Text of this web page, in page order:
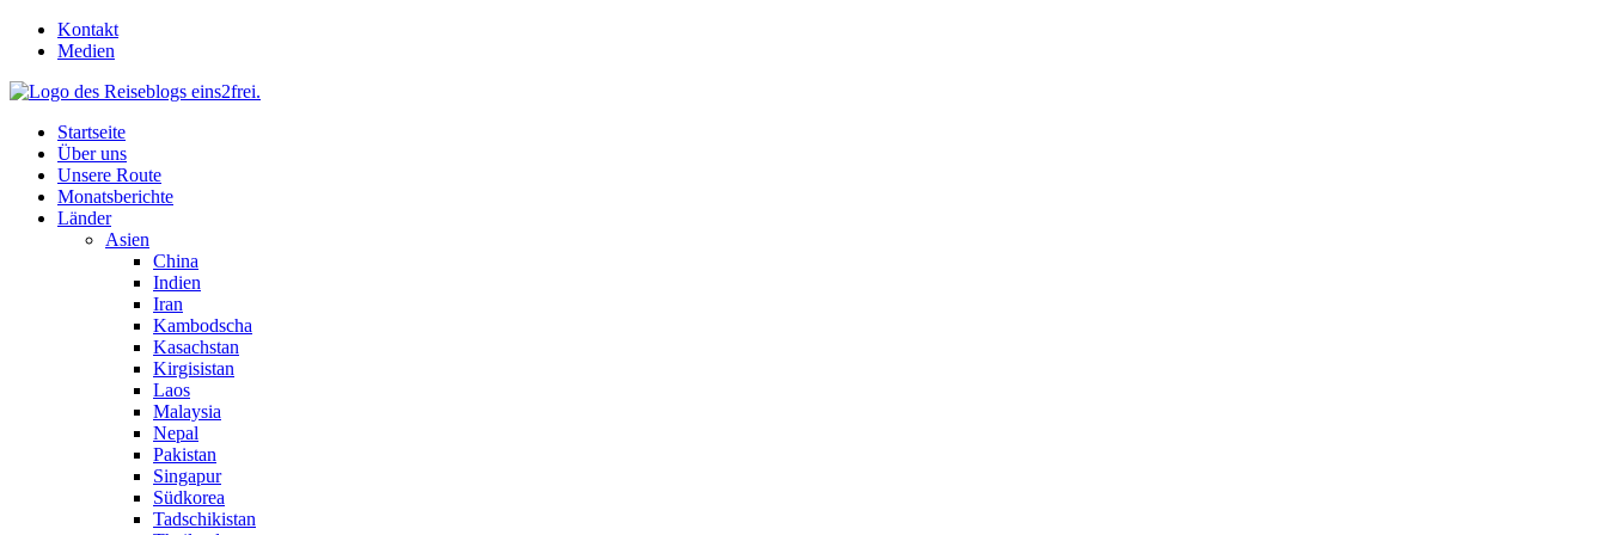
Skip
Kontakt
Medien
Startseite
Über uns
Unsere Route
Monatsberichte
Länder
Asien
China
Indien
Iran
Kambodscha
Kasachstan
Kirgisistan
Laos
Malaysia
Nepal
Pakistan
Singapur
Südkorea
Tadschikistan